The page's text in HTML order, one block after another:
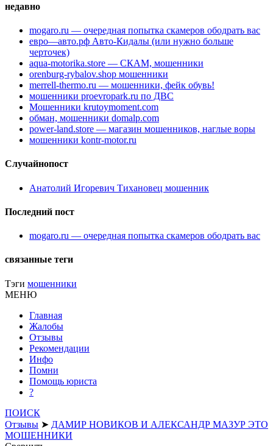
недавно
mogaro.ru — очередная попытка скамеров ободрать вас
евро—авто.рф Авто-Кидалы (или нужно больше
черточек)
aqua-motorika.store — СКАМ, мошенники
orenburg-rybalov.shop мошенники
merrell-thermo.ru — мошенники, фейк обувь!
мошенники proevropark.ru по ДВС
Мошенники krutoymoment.com
обман, мошенники domalp.com
power-land.store — магазин мошенников, наглые воры
мошенники kontr-motor.ru
Случайнопост
Анатолий Игоревич Тихановец мошенник
Последний пост
mogaro.ru — очередная попытка скамеров ободрать вас
связанные теги
Тэги мошенники
МЕНЮ
Главная
Жалобы
Отзывы
Рекомендации
Инфо
Помни
Помощь юриста
?
ПОИСК
Отзывы ➤ ДАМИР НОВИКОВ И АЛЕКСАНДР МАЗУР ЭТО
МОШЕННИКИ